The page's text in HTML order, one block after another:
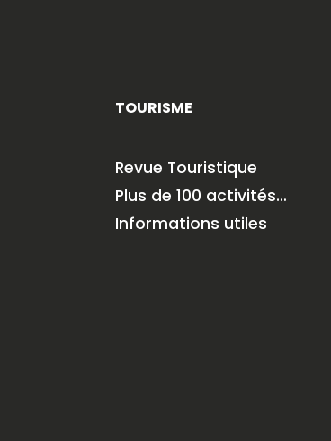
TOURISME
Revue Touristique
Plus de 100 activités…
Informations utiles